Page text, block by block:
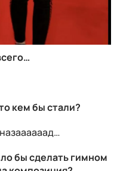
кем бы стали?
бы сделать гимном